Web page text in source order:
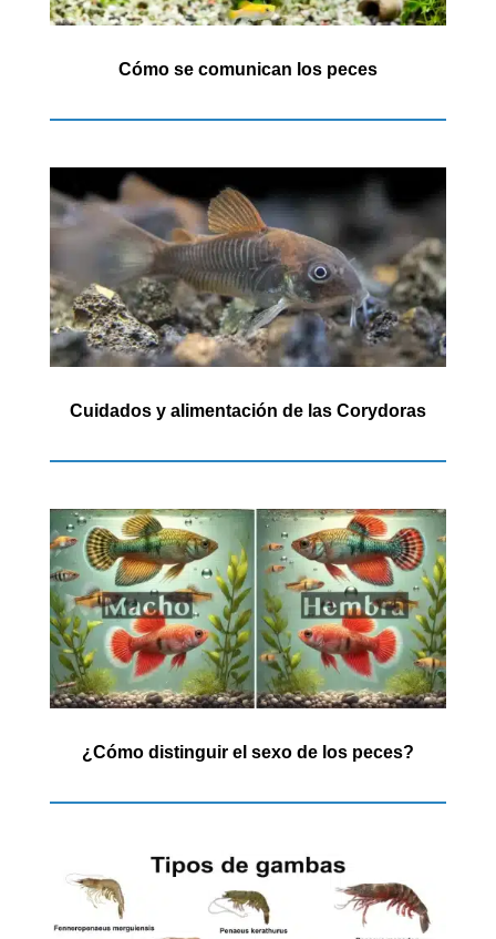
Cómo se comunican los peces
Cuidados y alimentación de las Corydoras
¿Cómo distinguir el sexo de los peces?